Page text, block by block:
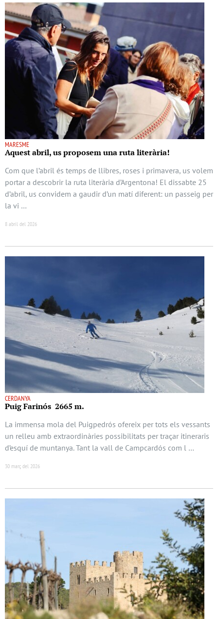
MARESME
Aquest abril, us proposem una ruta literària!
Com que l’abril és temps de llibres, roses i primavera, us volem
portar a descobrir la ruta literària d’Argentona! El dissabte 25
d’abril, us convidem a gaudir d’un matí diferent: un passeig per
la vi …
8 abril del 2026
CERDANYA
Puig Farinós 2665 m.
La immensa mola del Puigpedrós ofereix per tots els vessants
un relleu amb extraordinàries possibilitats per traçar itineraris
d’esquí de muntanya. Tant la vall de Campcardós com l …
30 març del 2026